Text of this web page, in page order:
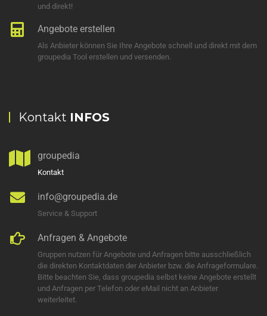
und direkt!
Angebote erstellen
Als Anbieter können Sie Ihre Angebote schnell und direkt mit dem
groupedia Tool erstellen und versenden.
Kontakt INFOS
groupedia
Kontakt
info@groupedia.de
Service & Support
Anfragen & Angebote
Gruppen nutzen für Angebote und Anfragen bitte ausschließlich
die direkten Kontaktdaten der Anbieter bzw. die Anfrageformulare.
Bitte beachten Sie, dass groupedia selbst keine Angebote erstellt
und Anfragen per Telefon oder eMail nicht an Anbieter
weiterleitet.